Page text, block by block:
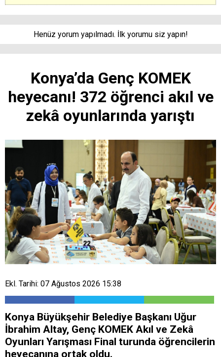
Henüz yorum yapılmadı. İlk yorumu siz yapın!
Konya’da Genç KOMEK
heyecanı! 372 öğrenci akıl ve
zekâ oyunlarında yarıştı
Ekl. Tarihi: 07 Ağustos 2026 15:38
Konya Büyükşehir Belediye Başkanı Uğur
İbrahim Altay, Genç KOMEK Akıl ve Zekâ
Oyunları Yarışması Final turunda öğrencilerin
heyecanına ortak oldu.